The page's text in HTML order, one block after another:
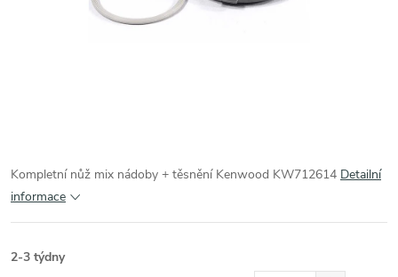
Kompletní nůž mix nádoby + těsnění Kenwood KW712614 Detailní
informace
2-3 týdny